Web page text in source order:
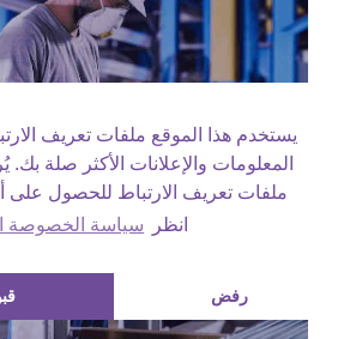
يستخدم هذا الموقع ملفات تعريف
المعلومات والإعلانات الأكثر صلة
ملفات تعريف الارتباط للحصول على
انظر
سياسة الخصوصة
رفض